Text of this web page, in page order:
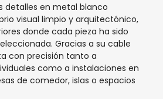
detalles en metal blanco
visual limpio y arquitectónico,
donde cada pieza ha sido
Gracias a su cable
con precisión tanto a
como a instalaciones en
de comedor, islas o espacios